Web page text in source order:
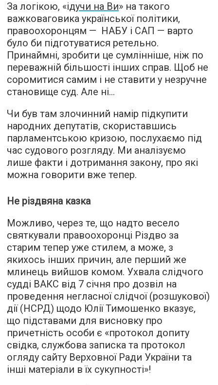
За логікою, «ідучи на Ви» на такого
важковаговика української політики,
правоохоронцям — НАБУ і САП — варто
було би підготуватися ретельно.
Принаймні, зробити це сумлінніше, ніж по
переважній більшості інших справ. Щоб не
соромитися самим і не ставити у незручне
становище суд. Але ні…
Чи був там злочинний намір підкупити
народних депутатів, скориставшись
парламентською кризою, послухаємо під
час судового розгляду. Ми аналізуємо
лише факти і дотримання закону, про які
можна говорити вже тепер.
Не різдвяна казка
Можливо, через те, що надто весело
святкували правоохоронці Різдво за
старим тепер уже стилем, а може, з
якихось інших причин, але перший же
млинець вийшов комом. Ухвала слідчого
судді ВАКС від 7 січня про дозвіл на
проведення негласної слідчої (розшукової)
дії (НСРД) щодо Юлії Тимошенко вказує,
що підставами для висновку про
причетність особи є «протокол допиту
свідка, службова записка та протокол
огляду сайту Верховної Ради України та
інші матеріали в їх сукупності»!